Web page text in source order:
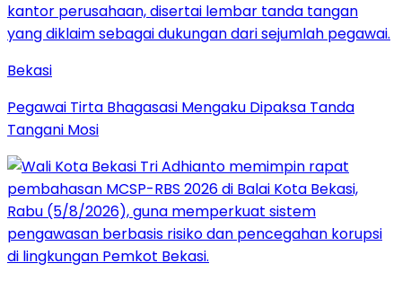
Bekasi
Pegawai Tirta Bhagasasi Mengaku Dipaksa Tanda
Tangani Mosi